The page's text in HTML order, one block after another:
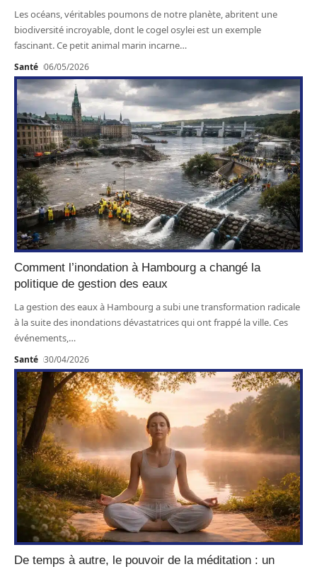
Les océans, véritables poumons de notre planète, abritent une
biodiversité incroyable, dont le cogel osylei est un exemple
fascinant. Ce petit animal marin incarne…
Santé 06/05/2026
Comment l’inondation à Hambourg a changé la
politique de gestion des eaux
La gestion des eaux à Hambourg a subi une transformation radicale
à la suite des inondations dévastatrices qui ont frappé la ville. Ces
événements,…
Santé 30/04/2026
De temps à autre, le pouvoir de la méditation : un